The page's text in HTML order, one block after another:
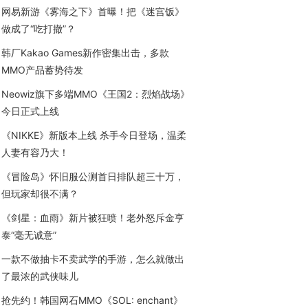
网易新游《雾海之下》首曝！把《迷宫饭》
做成了“吃打撤”？
韩厂Kakao Games新作密集出击，多款
MMO产品蓄势待发
Neowiz旗下多端MMO《王国2：烈焰战场》
今日正式上线
《NIKKE》新版本上线 杀手今日登场，温柔
人妻有容乃大！
《冒险岛》怀旧服公测首日排队超三十万，
但玩家却很不满？
《剑星：血雨》新片被狂喷！老外怒斥金亨
泰“毫无诚意”
一款不做抽卡不卖武学的手游，怎么就做出
了最浓的武侠味儿
抢先约！韩国网石MMO《SOL: enchant》